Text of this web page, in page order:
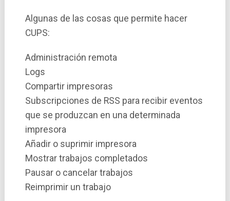
Algunas de las cosas que permite hacer
CUPS:
Administración remota
Logs
Compartir impresoras
Subscripciones de RSS para recibir eventos
que se produzcan en una determinada
impresora
Añadir o suprimir impresora
Mostrar trabajos completados
Pausar o cancelar trabajos
Reimprimir un trabajo